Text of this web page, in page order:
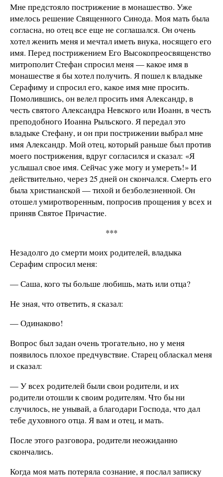
Мне предстояло пострижение в монашество. Уже
имелось решение Священного Синода. Моя мать была
согласна, но отец все еще не соглашался. Он очень
хотел женить меня и мечтал иметь внука, носящего его
имя. Перед пострижением Его Высокопреосвященство
митрополит Стефан спросил меня — какое имя в
монашестве я бы хотел получить. Я пошел к владыке
Серафиму и спросил его, какое имя мне просить.
Помолившись, он велел просить имя Александр, в
честь святого Александра Невского или Иоанн, в честь
преподобного Иоанна Рыльского. Я передал это
владыке Стефану, и он при пострижении выбрал мне
имя Александр. Мой отец, который раньше был против
моего пострижения, вдруг согласился и сказал: «Я
услышал свое имя. Сейчас уже могу и умереть!» И
действительно, через 25 дней он скончался. Смерть его
была христианской — тихой и безболезненной. Он
отошел умиротворенным, попросив прощения у всех и
приняв Святое Причастие.
***
Незадолго до смерти моих родителей, владыка
Серафим спросил меня:
— Саша, кого ты больше любишь, мать или отца?
Не зная, что ответить, я сказал:
— Одинаково!
Вопрос был задан очень трогательно, но у меня
появилось плохое предчувствие. Старец обласкал меня
и сказал:
— У всех родителей были свои родители, и их
родители отошли к своим родителям. Что бы ни
случилось, не унывай, а благодари Господа, что дал
тебе духовного отца. Я вам и отец, и мать.
После этого разговора, родители неожиданно
скончались.
Когда моя мать потеряла сознание, я послал записку